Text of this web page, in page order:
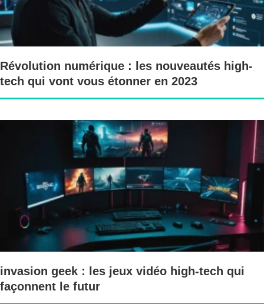
Révolution numérique : les nouveautés high-
tech qui vont vous étonner en 2023
invasion geek : les jeux vidéo high-tech qui
façonnent le futur